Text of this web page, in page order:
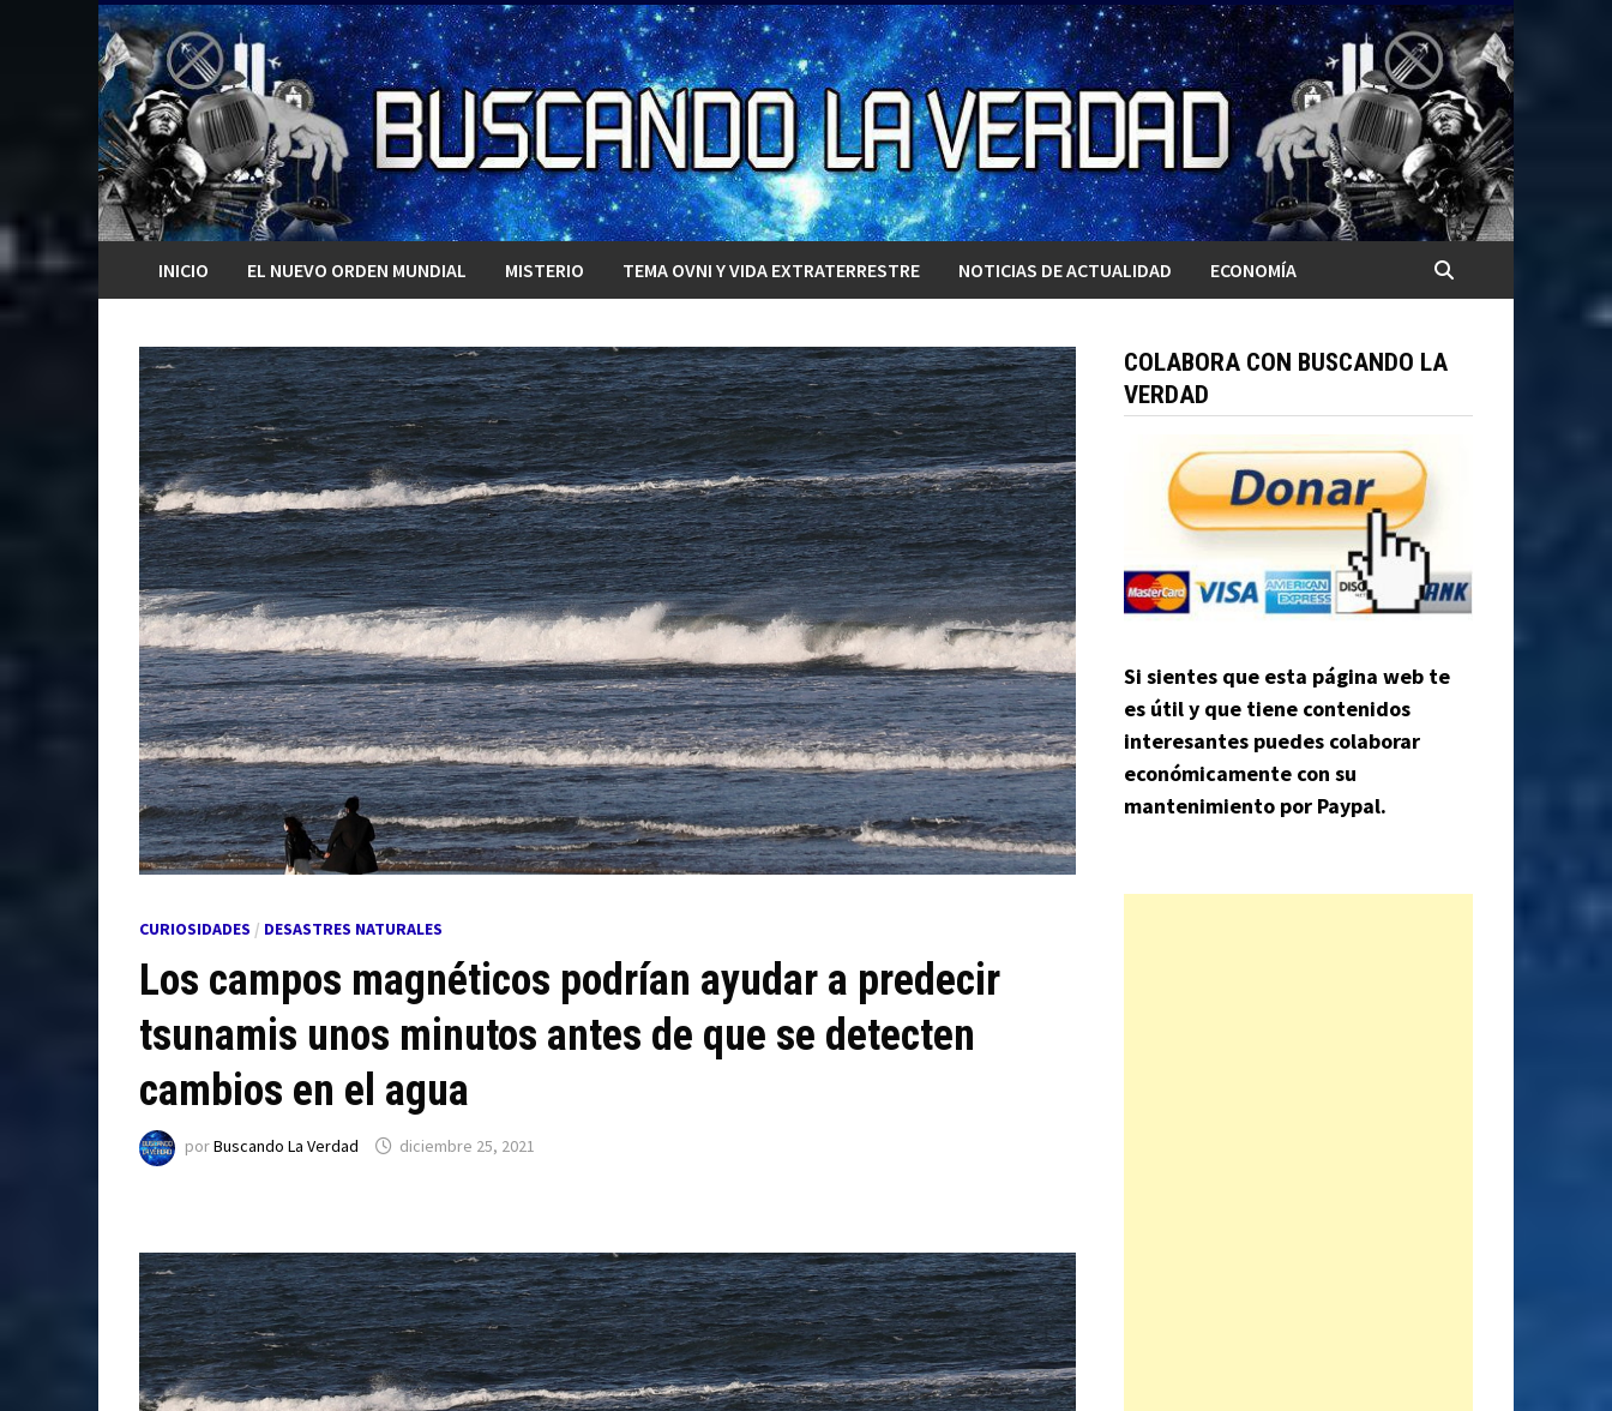
Saltar
al
contenido
INICIO EL NUEVO ORDEN MUNDIAL MISTERIO TEMA OVNI Y VIDA EXTRATERRESTRE NOTICIAS DE ACTUALIDAD ECONOMÍA
CURIOSIDADES / DESASTRES NATURALES
Los campos magnéticos podrían ayudar a predecir
tsunamis unos minutos antes de que se detecten
cambios en el agua
porBuscando La Verdad diciembre 25, 2021
COLABORA CON BUSCANDO LA
VERDAD
Si sientes que esta página web te
es útil y que tiene contenidos
interesantes puedes colaborar
económicamente con su
mantenimiento por Paypal.